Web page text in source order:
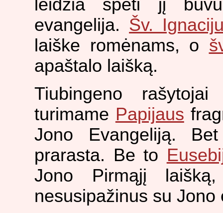
leidžia spėti jį
evangelija. Šv.
laiške romėnams, o
apaštalo laišką.
Tiubingeno
turimame Papijaus
Jono Evangeliją.
prarasta. Be to
Jono Pirmąjį
nesusipažinus su Jono